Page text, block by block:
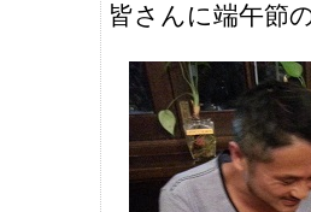
皆さんに端午節